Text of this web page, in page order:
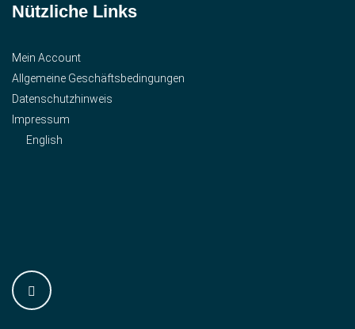
Nützliche Links
Mein Account
Allgemeine Geschäftsbedingungen
Datenschutzhinweis
Impressum
English